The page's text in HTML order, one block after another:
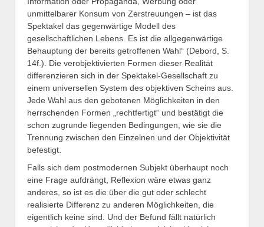
unmittelbarer Konsum von Zerstreuungen – ist das
Spektakel das gegenwärtige Modell des
gesellschaftlichen Lebens. Es ist die allgegenwärtige
Behauptung der bereits getroffenen Wahl“ (Debord, S.
14f.). Die verobjektivierten Formen dieser Realität
differenzieren sich in der Spektakel-Gesellschaft zu
einem universellen System des objektiven Scheins aus.
Jede Wahl aus den gebotenen Möglichkeiten in den
herrschenden Formen „rechtfertigt“ und bestätigt die
schon zugrunde liegenden Bedingungen, wie sie die
Trennung zwischen den Einzelnen und der Objektivität
befestigt.
Falls sich dem postmodernen Subjekt überhaupt noch
eine Frage aufdrängt, Reflexion wäre etwas ganz
anderes, so ist es die über die gut oder schlecht
realisierte Differenz zu anderen Möglichkeiten, die
eigentlich keine sind. Und der Befund fällt natürlich